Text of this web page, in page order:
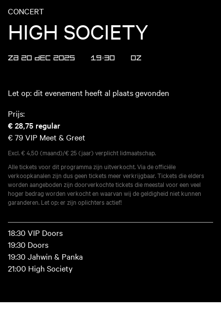
CONCERT
HIGH SOCIETY
ZA 20 DEC 2025 19:30 OZ
Let op: dit evenement heeft al plaats gevonden
Prijs:
€ 28,75 regular
€ 79VIP Meet & Greet
Excl. € 4,50 (maand)/€ 25 (jaar) verplicht lidmaatschap.
Alle tickets voor dit programma zijn uitverkocht. Via de officiële
verkoopkanalen zijn dus geen tickets meer verkrijgbaar. Tickets die elders
worden aangeboden zijn doorverkochte tickets die meestal voor een veel
hoger bedrag worden verkocht en waarvan wij de geldigheid niet kunnen
garanderen. Let op: er zijn oplichters actief!
18:30 VIP Doors
19:30 Doors
19:30 Jahwin & Panka
21:00 High Society